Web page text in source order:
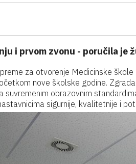
i prvom zvonu - poručila je
za otvorenje Medicinske
nove školske godine.
suvremenim obrazovnim
sigurnije, kvalitetnije i